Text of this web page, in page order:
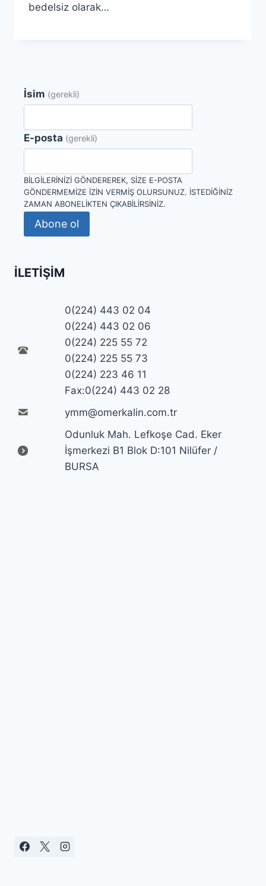
bedelsiz olarak…
İsim (gerekli)
E-posta (gerekli)
BILGILERINIZI GÖNDEREREK, SIZE E-POSTA
GÖNDERMEMIZE IZIN VERMIŞ OLURSUNUZ. İSTEDIĞINIZ
ZAMAN ABONELIKTEN ÇIKABILIRSINIZ.
Abone ol
İLETIŞIM
0(224) 443 02 04
0(224) 443 02 06
0(224) 225 55 72
0(224) 225 55 73
0(224) 223 46 11
Fax:0(224) 443 02 28
ymm@omerkalin.com.tr
Odunluk Mah. Lefkoşe Cad. Eker
İşmerkezi B1 Blok D:101 Nilüfer /
BURSA